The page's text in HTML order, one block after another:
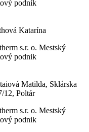
podnik
Katarína
s.r. o. Mestský
podnik
Matilda, Sklárska
12, Poltár
s.r. o. Mestský
podnik